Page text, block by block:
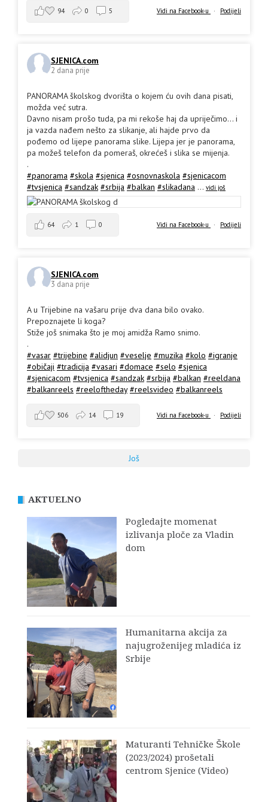
Vidi na Facebook-u · Podijeli
94 0 5
SJENICA.com
2 dana prije
PANORAMA školskog dvorišta o kojem ću ovih dana pisati,
možda već sutra.
Davno nisam prošo tuda, pa mi rekoše haj da upriječimo... i
ja vazda nađem nešto za slikanje, ali hajde prvo da
pođemo od lijepe panorama slike. Lijepa jer je panorama,
pa možeš telefon da pomeraš, okrećeš i slika se mijenja.
.
#panorama #skola #sjenica #osnovnaskola #sjenicacom
#tvsjenica #sandzak #srbija #balkan #slikadana ... vidi još
Vidi na Facebook-u · Podijeli
64 1 0
SJENICA.com
3 dana prije
A u Trijebine na vašaru prije dva dana bilo ovako.
Prepoznajete li koga?
Stiže još snimaka što je moj amidža Ramo snimo.
.
#vasar #trijebine #alidjun #veselje #muzika #kolo #igranje
#običaji #tradicija #vasari #domace #selo #sjenica
#sjenicacom #tvsjenica #sandzak #srbija #balkan #reeldana
#balkanreels #reeloftheday #reelsvideo #balkanreels
Vidi na Facebook-u · Podijeli
506 14 19
Još
AKTUELNO
Pogledajte momenat
izlivanja ploče za Vladin
dom
Humanitarna akcija za
najugroženijeg mladića iz
Srbije
Maturanti Tehničke Škole
(2023/2024) prošetali
centrom Sjenice (Video)